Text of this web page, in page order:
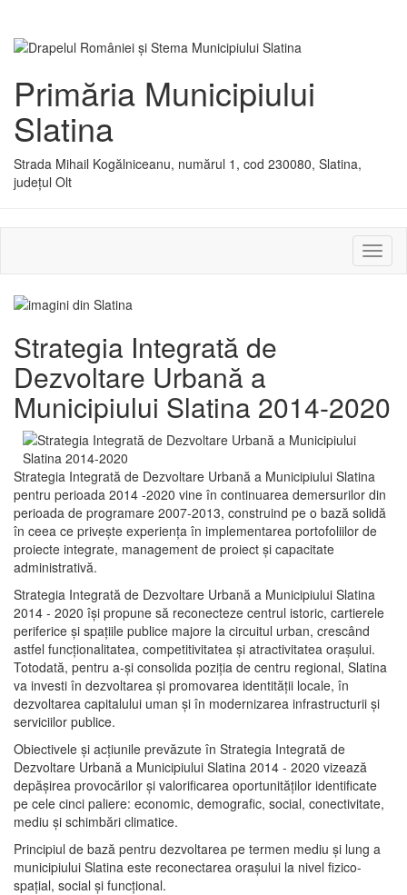
Primăria Municipiului
Slatina
Strada Mihail Kogălniceanu, numărul 1, cod 230080, Slatina,
județul Olt
sau
Strategia Integrată de
Dezvoltare Urbană a
Municipiului Slatina 2014-2020
Strategia Integrată de Dezvoltare Urbană a Municipiului Slatina
pentru perioada 2014 -2020 vine în continuarea demersurilor din
perioada de programare 2007-2013, construind pe o bază solidă
în ceea ce priveşte experienţa în implementarea portofoliilor de
proiecte integrate, management de proiect și capacitate
administrativă.
Strategia Integrată de Dezvoltare Urbană a Municipiului Slatina
2014 - 2020 își propune să reconecteze centrul istoric, cartierele
periferice şi spaţiile publice majore la circuitul urban, crescând
astfel funcţionalitatea, competitivitatea şi atractivitatea oraşului.
Totodată, pentru a-şi consolida poziţia de centru regional, Slatina
va investi în dezvoltarea şi promovarea identităţii locale, în
dezvoltarea capitalului uman şi în modernizarea infrastructurii şi
serviciilor publice.
Obiectivele şi acţiunile prevăzute în Strategia Integrată de
Dezvoltare Urbană a Municipiului Slatina 2014 - 2020 vizează
depășirea provocărilor şi valorificarea oportunităţilor identificate
pe cele cinci paliere: economic, demografic, social, conectivitate,
mediu şi schimbări climatice.
Principiul de bază pentru dezvoltarea pe termen mediu şi lung a
municipiului Slatina este reconectarea oraşului la nivel fizico-
spaţial, social şi funcţional.